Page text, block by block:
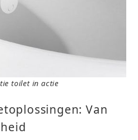
toilet in actie
Van